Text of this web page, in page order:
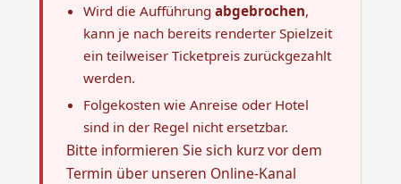
Wird die Aufführung abgebrochen,
kann je nach bereits renderter Spielzeit
ein teilweiser Ticketpreis zurückgezahlt
werden.
Folgekosten wie Anreise oder Hotel
sind in der Regel nicht ersetzbar.
Bitte informieren Sie sich kurz vor dem
Termin über unseren Online‑Kanal